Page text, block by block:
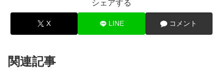
シェアする
X LINE コメント
関連記事